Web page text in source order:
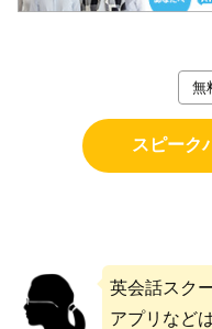
無
スピーク
英会話スク
アプリなど